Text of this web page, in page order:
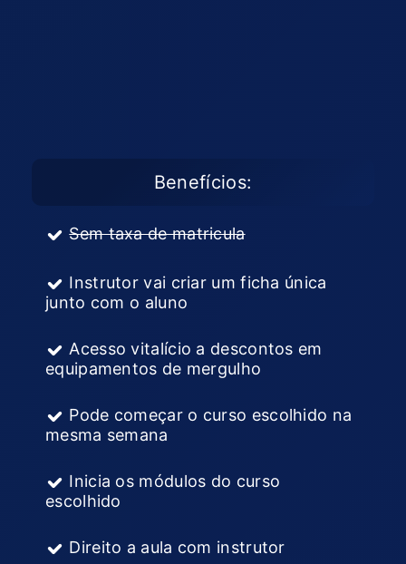
Benefícios:
Sem taxa de matricula
Instrutor vai criar um ficha única
junto com o aluno
Acesso vitalício a descontos em
equipamentos de mergulho
Pode começar o curso escolhido na
mesma semana
Inicia os módulos do curso
escolhido
Direito a aula com instrutor